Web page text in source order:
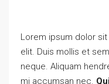
Lorem ipsum dolor
elit. Duis mollis et
neque. Aliquam
mi accumsan nec.